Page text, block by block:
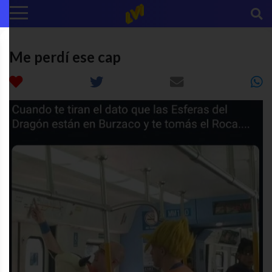
Me perdí ese cap